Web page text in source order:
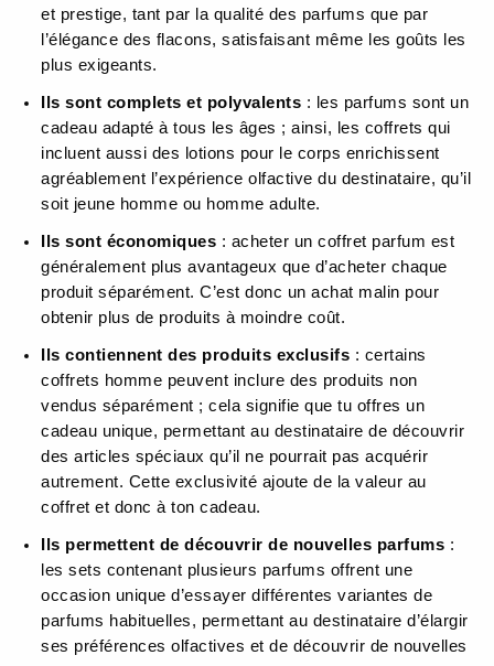
et prestige, tant par la qualité des parfums que par
l’élégance des flacons, satisfaisant même les goûts les
plus exigeants.
Ils sont complets et polyvalents : les parfums sont un
cadeau adapté à tous les âges ; ainsi, les coffrets qui
incluent aussi des lotions pour le corps enrichissent
agréablement l’expérience olfactive du destinataire, qu’il
soit jeune homme ou homme adulte.
Ils sont économiques : acheter un coffret parfum est
généralement plus avantageux que d’acheter chaque
produit séparément. C’est donc un achat malin pour
obtenir plus de produits à moindre coût.
Ils contiennent des produits exclusifs : certains
coffrets homme peuvent inclure des produits non
vendus séparément ; cela signifie que tu offres un
cadeau unique, permettant au destinataire de découvrir
des articles spéciaux qu’il ne pourrait pas acquérir
autrement. Cette exclusivité ajoute de la valeur au
coffret et donc à ton cadeau.
Ils permettent de découvrir de nouvelles parfums :
les sets contenant plusieurs parfums offrent une
occasion unique d’essayer différentes variantes de
parfums habituelles, permettant au destinataire d’élargir
ses préférences olfactives et de découvrir de nouvelles